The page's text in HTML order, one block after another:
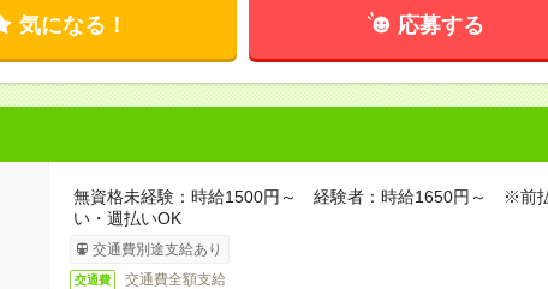
気になる！ 応募する
無資格未経験：時給1500円～ 経験者：時給1650円～ ※前
い・週払いOK
交通費別途支給あり
交通費 交通費全額支給